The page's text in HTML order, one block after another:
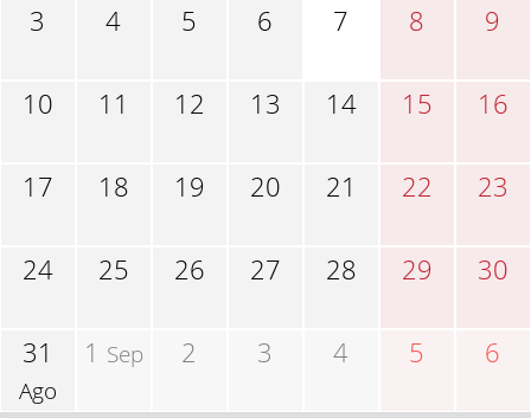
3 4 5 6 7 8 9
10 11 12 13 14 15 16
17 18 19 20 21 22 23
24 25 26 27 28 29 30
31
Ago
1 Sep 2 3 4 5 6